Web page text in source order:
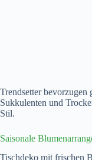
Trendsetter
Sukkulenten und
Stil.
Saisonale
Tischdeko mit frischen